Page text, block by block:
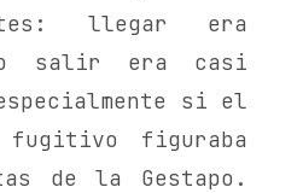
llegar era
salir era casi
si el
fugitivo figuraba
de la Gestapo.